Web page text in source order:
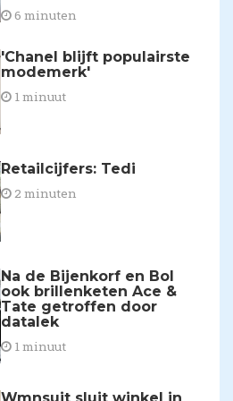
6 minuten
'Chanel blijft populairste
modemerk'
1 minuut
Retailcijfers: Tedi
2 minuten
Na de Bijenkorf en Bol
ook brillenketen Ace &
Tate getroffen door
datalek
1 minuut